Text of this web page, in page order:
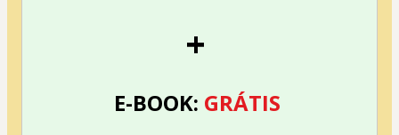
+
E-BOOK: GRÁTIS